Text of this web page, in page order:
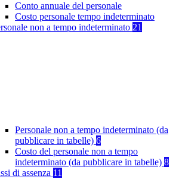
Conto annuale del personale
Costo personale tempo indeterminato
non a tempo indeterminato 21
Personale non a tempo indeterminato (da
pubblicare in tabelle) 6
Costo del personale non a tempo
indeterminato (da pubblicare in tabelle) 8
di assenza 11